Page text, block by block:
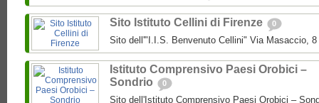
Sito Istituto Cellini di Firenze 0
Sito dell'"I.I.S. Benvenuto Cellini" Via Masaccio, 8
Istituto Comprensivo Paesi Orobici –
Sondrio
0
Sito dell'Istituto Comprensivo Paesi Orobici –